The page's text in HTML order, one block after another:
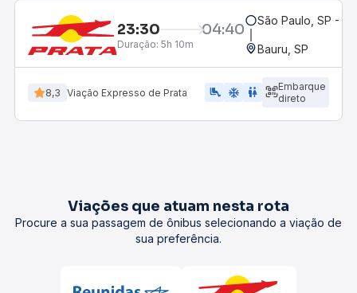
23:30 04:40
Duração: 5h 10m
São Paulo, SP -
Bauru, SP
8,3 Viação Expresso de Prata airline_seat_legroom_extra ac_unit WC
Embarque
direto
Viações que atuam nesta rota
Procure a sua passagem de ônibus selecionando a viação de
sua preferência.